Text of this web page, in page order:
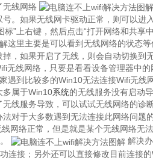
无线网络
。如果无线网卡驱动正常，则可以进
标”上右键，然后点击“打开网络和共享
这里主要是可以看到无线网络的状态
，如果开启了无线，则会自动切换到
无线网络，只要是看看设备管理器中
遇到比较多的Win10无法连接Wifi无线
多属于Win10系统的无线服务没有启动
线服务导致，可以试试无线网络的诊
对于大多数遇到无法连接此网络问题
网络正常，但是就是某个无线网络无
解决办
连接；另外还可以直接修改目前连接